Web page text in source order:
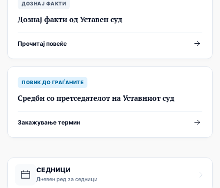
ДОЗНАЈ ФАКТИ
Дознај факти од Уставен суд
Прочитај повеќе
ПОВИК ДО ГРАЃАНИТЕ
Средби со претседателот на Уставниот суд
Закажување термин
СЕДНИЦИ
Дневен ред за седници